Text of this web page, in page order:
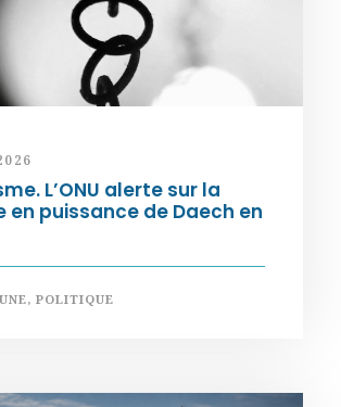
L’ONU alerte sur la
en puissance de Daech en
, POLITIQUE